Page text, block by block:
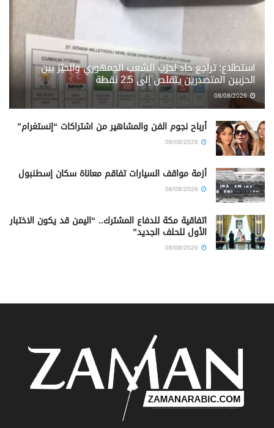
استطلاع: تراجع حاد لحزب الشعب الجمهوري والحيّز بين
الحزبين المتصدرين يتقلص إلى 2.5 نقطة
08/08/2026
أرباح نجوم الفن والمشاهير من اشتراكات “إنستغرام”
أزمة مواقف السيارات تفاقم معاناة سكان إسطنبول
اتفاقية مكة للدفاع المشترك.. “اليمن قد يكون الاختبار
الأول للحلف الجديد”